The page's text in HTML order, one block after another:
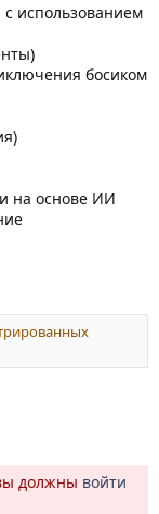
использованием
босиком
на основе ИИ
должны войти